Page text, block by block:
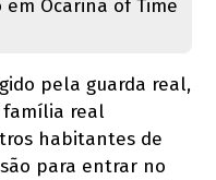
Ocarina of Time
pela guarda real,
família real
habitantes de
para entrar no